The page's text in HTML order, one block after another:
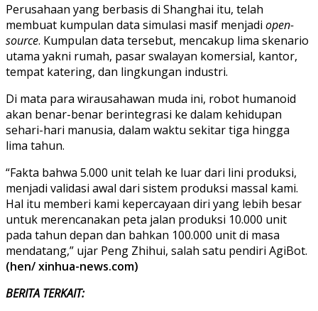
Perusahaan yang berbasis di Shanghai itu, telah
membuat kumpulan data simulasi masif menjadi open-
source. Kumpulan data tersebut, mencakup lima skenario
utama yakni rumah, pasar swalayan komersial, kantor,
tempat katering, dan lingkungan industri.
Di mata para wirausahawan muda ini, robot humanoid
akan benar-benar berintegrasi ke dalam kehidupan
sehari-hari manusia, dalam waktu sekitar tiga hingga
lima tahun.
“Fakta bahwa 5.000 unit telah ke luar dari lini produksi,
menjadi validasi awal dari sistem produksi massal kami.
Hal itu memberi kami kepercayaan diri yang lebih besar
untuk merencanakan peta jalan produksi 10.000 unit
pada tahun depan dan bahkan 100.000 unit di masa
mendatang,” ujar Peng Zhihui, salah satu pendiri AgiBot.
(hen/ xinhua-news.com)
BERITA TERKAIT: